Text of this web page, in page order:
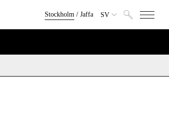
Stockholm/ Jaffa SV